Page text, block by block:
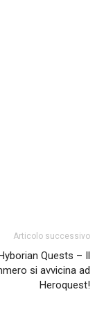
Articolo successivo
Quests – Il
si avvicina ad
Heroquest!